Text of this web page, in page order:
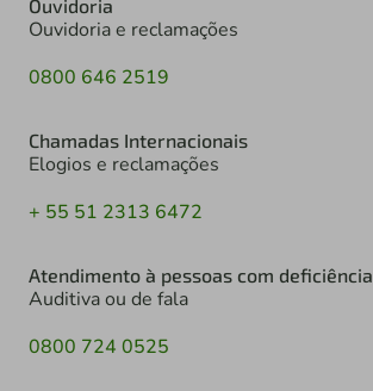
Ouvidoria
Ouvidoria e reclamações
0800 646 2519
Chamadas Internacionais
Elogios e reclamações
+ 55 51 2313 6472
Atendimento à pessoas com deficiência
Auditiva ou de fala
0800 724 0525